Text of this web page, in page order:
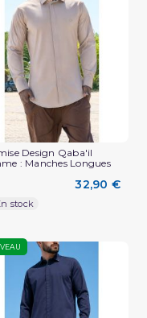
Design Qaba'il
: Manches Longues
32,90 €
stock